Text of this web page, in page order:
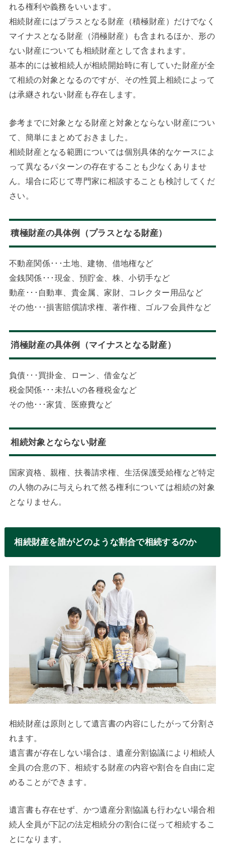
れる権利や義務をいいます。
相続財産にはプラスとなる財産（積極財産）だけでなく
マイナスとなる財産（消極財産）も含まれるほか、形の
ない財産についても相続財産として含まれます。
基本的には被相続人が相続開始時に有していた財産が全
て相続の対象となるのですが、その性質上相続によって
は承継されない財産も存在します。
参考までに対象となる財産と対象とならない財産につい
て、簡単にまとめておきました。
相続財産となる範囲については個別具体的なケースによ
って異なるパターンの存在することも少なくありませ
ん。場合に応じて専門家に相談することも検討してくだ
さい。
積極財産の具体例（プラスとなる財産）
不動産関係･･･土地、建物、借地権など
金銭関係･･･現金、預貯金、株、小切手など
動産･･･自動車、貴金属、家財、コレクター用品など
その他･･･損害賠償請求権、著作権、ゴルフ会員件など
消極財産の具体例（マイナスとなる財産）
負債･･･買掛金、ローン、借金など
税金関係･･･未払いの各種税金など
その他･･･家賃、医療費など
相続対象とならない財産
国家資格、親権、扶養請求権、生活保護受給権など特定
の人物のみに与えられて然る権利については相続の対象
となりません。
相続財産を誰がどのような割合で相続するのか
相続財産は原則として遺言書の内容にしたがって分割さ
れます。
遺言書が存在しない場合は、遺産分割協議により相続人
全員の合意の下、相続する財産の内容や割合を自由に定
めることができます。
遺言書も存在せず、かつ遺産分割協議も行わない場合相
続人全員が下記の法定相続分の割合に従って相続するこ
とになります。